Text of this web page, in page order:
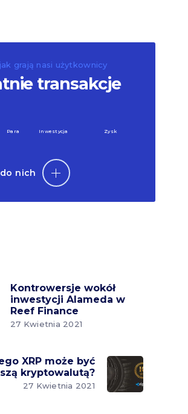
grają nasi użytkownicy
transakcje
Para Inwestycja Zysk
do nich
Kontrowersje wokół
inwestycji Alameda w
Reef Finance
27 Kwietnia 2021
XRP może być
kryptowalutą?
27 Kwietnia 2021